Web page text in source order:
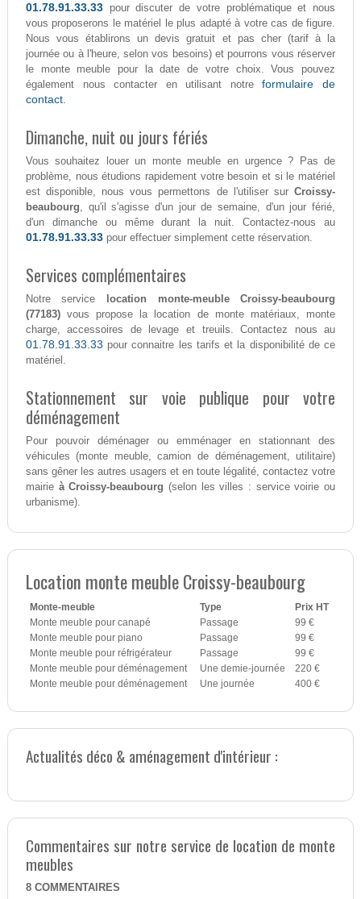
01.78.91.33.33pour discuter de votre problématique et nous
vous proposerons le matériel le plus adapté à votre cas de figure.
Nous vous établirons un devis gratuit et pas cher (tarif à la
journée ou à l'heure, selon vos besoins) et pourrons vous réserver
le monte meuble pour la date de votre choix. Vous pouvez
également nous contacter en utilisant notreformulaire de
contact.
Dimanche, nuit ou jours fériés
Vous souhaitez louer un monte meuble en urgence ? Pas de
problème, nous étudions rapidement votre besoin et si le matériel
est disponible, nous vous permettons de l'utiliser surCroissy-
beaubourg, qu'il s'agisse d'un jour de semaine, d'un jour férié,
d'un dimanche ou même durant la nuit. Contactez-nous au
01.78.91.33.33 pour effectuer simplement cette réservation.
Services complémentaires
Notre service
location monte-meuble Croissy-beaubourg
(77183)vous propose la location de monte matériaux, monte
charge, accessoires de levage et treuils. Contactez nous au
01.78.91.33.33 pour connaitre les tarifs et la disponibilité de ce
matériel.
Stationnement sur voie publique pour votre
déménagement
Pour pouvoir déménager ou emménager en stationnant des
véhicules (monte meuble, camion de déménagement, utilitaire)
sans gêner les autres usagers et en toute légalité, contactez votre
mairie à Croissy-beaubourg (selon les villes : service voirie ou
urbanisme).
Location monte meuble Croissy-beaubourg
Monte-meuble Type
Prix HT
Monte meuble pour canapé
Passage
99 €
Monte meuble pour piano
Passage
99 €
Monte meuble pour réfrigérateur
Passage
99 €
Monte meuble pour déménagement
Une demie-journée
220 €
Monte meuble pour déménagement
Une journée 400 €
Actualités déco & aménagement d'intérieur :
Commentaires sur notre service de location de monte
meubles
8 COMMENTAIRES